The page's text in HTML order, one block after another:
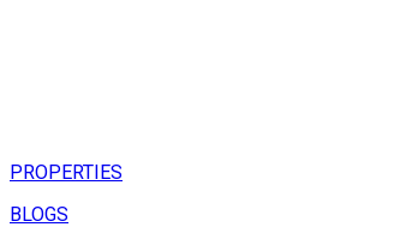
PROPERTIES
BLOGS